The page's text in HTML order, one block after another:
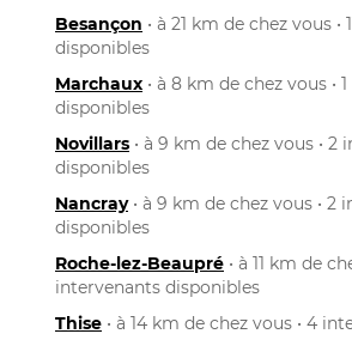
Besançon • à 21 km de chez vous
disponibles
Marchaux • à 8 km de chez vous •
disponibles
Novillars • à 9 km de chez vous • 2
disponibles
Nancray• à 9 km de chez vous • 2
disponibles
Roche-lez-Beaupré • à 11 km de
intervenants disponibles
Thise • à 14 km de chez vous • 4